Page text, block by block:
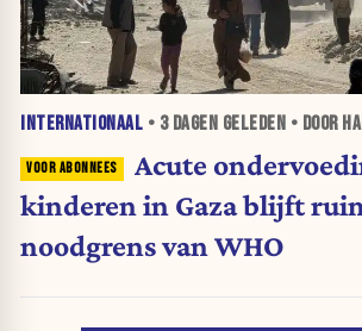
INTERNATIONAAL • 3 DAGEN GELEDEN • DOOR
Acute
kinderen in Gaza blijft
noodgrens van WHO